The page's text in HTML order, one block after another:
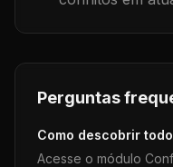
Perguntas
Como descobrir
Acesse o módulo